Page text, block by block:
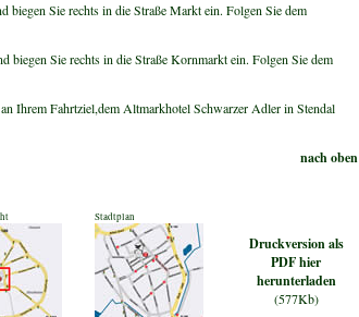
biegen Sie rechts in die Straße Markt ein. Folgen Sie dem
biegen Sie rechts in die Straße Kornmarkt ein. Folgen Sie dem
Ihrem Fahrtziel,dem Altmarkhotel Schwarzer Adler in Stendal
nach oben
Stadtplan
Druckversion als
PDF hier
herunterladen
(577Kb)